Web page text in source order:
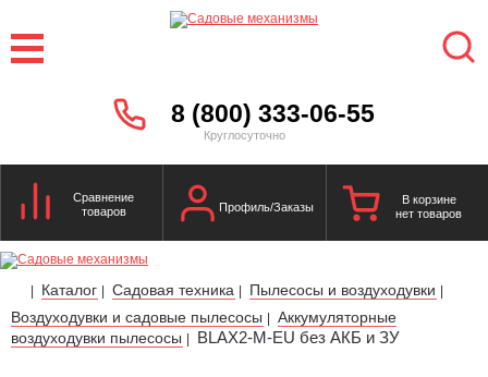
8 (800) 333-06-55
Круглосуточно
Сравнение
товаров
Профиль/Заказы
В корзине
нет товаров
| Каталог | Садовая техника | Пылесосы и воздуходувки |
Воздуходувки и садовые пылесосы | Аккумуляторные
воздуходувки пылесосы | BLAX2-M-EU без АКБ и ЗУ